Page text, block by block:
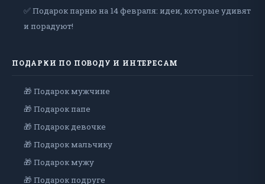
✅ Подарок парню на 14 февраля: идеи, которые удивят
и порадуют!
ПОДАРКИ ПО ПОВОДУ И ИНТЕРЕСАМ
🎁 Подарок мужчине
🎁 Подарок папе
🎁 Подарок девочке
🎁 Подарок мальчику
🎁 Подарок мужу
🎁 Подарок подруге